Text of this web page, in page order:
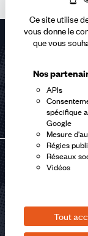
Ce site utilise
vous donne le
que vous
Nos
APIs
spécifique
Google
Mesure
Régies
Réseaux
Vidéos
Tout